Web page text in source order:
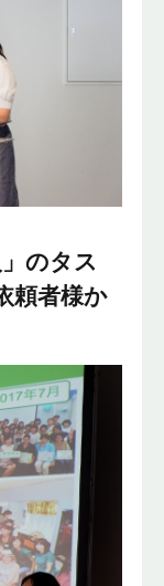
のタス
頼者様か